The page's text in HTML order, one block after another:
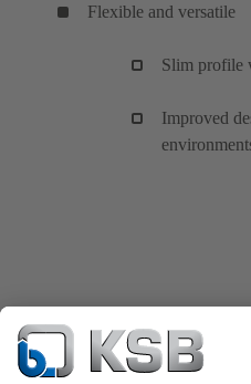
Flexible and versatile
Slim profile
Improved